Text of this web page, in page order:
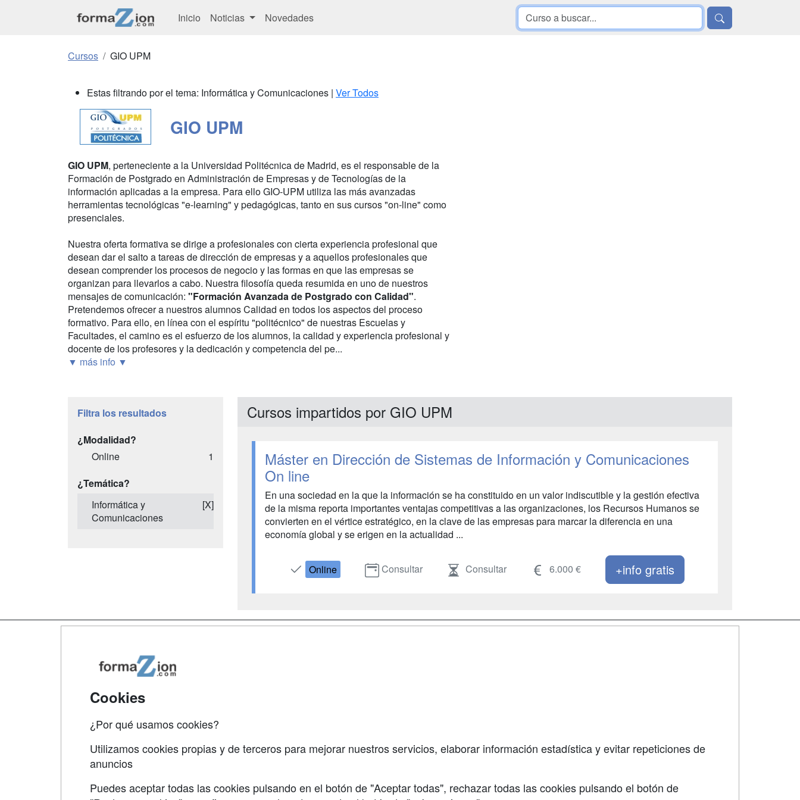
Inicio Noticias Novedades
Cursos GIO UPM
Estas filtrando por el tema: Informática y Comunicaciones | Ver Todos
GIO UPM
GIO UPM, perteneciente a la Universidad Politécnica de Madrid, es el responsable de la
Formación de Postgrado en Administración de Empresas y de Tecnologías de la
información aplicadas a la empresa. Para ello GIO-UPM utiliza las más avanzadas
herramientas tecnológicas "e-learning" y pedagógicas, tanto en sus cursos "on-line" como
presenciales.
Nuestra oferta formativa se dirige a profesionales con cierta experiencia profesional que
desean dar el salto a tareas de dirección de empresas y a aquellos profesionales que
desean comprender los procesos de negocio y las formas en que las empresas se
organizan para llevarlos a cabo. Nuestra filosofía queda resumida en uno de nuestros
mensajes de comunicación: "Formación Avanzada de Postgrado con Calidad".
Pretendemos ofrecer a nuestros alumnos Calidad en todos los aspectos del proceso
formativo. Para ello, en línea con el espíritu "politécnico" de nuestras Escuelas y
Facultades, el camino es el esfuerzo de los alumnos, la calidad y experiencia profesional y
docente de los profesores y la dedicación y competencia del pe...
▼ más info ▼
Filtra los resultados
¿Modalidad?
Online
1
¿Temática?
Informática y
Comunicaciones
[X]
Cursos impartidos por GIO UPM
Máster en Dirección de Sistemas de Información y Comunicaciones
On line
En una sociedad en la que la información se ha constituido en un valor indiscutible y la gestión efectiva
de la misma reporta importantes ventajas competitivas a las organizaciones, los Recursos Humanos se
convierten en el vértice estratégico, en la clave de las empresas para marcar la diferencia en una
economía global y se erigen en la actualidad ...
Online Consultar Consultar 6.000 € +info gratis
Cookies
¿Por qué usamos cookies?
Utilizamos cookies propias y de terceros para mejorar nuestros servicios, elaborar información estadística y evitar repeticiones de
anuncios
Puedes aceptar todas las cookies pulsando en el botón de "Aceptar todas", rechazar todas las cookies pulsando el botón de